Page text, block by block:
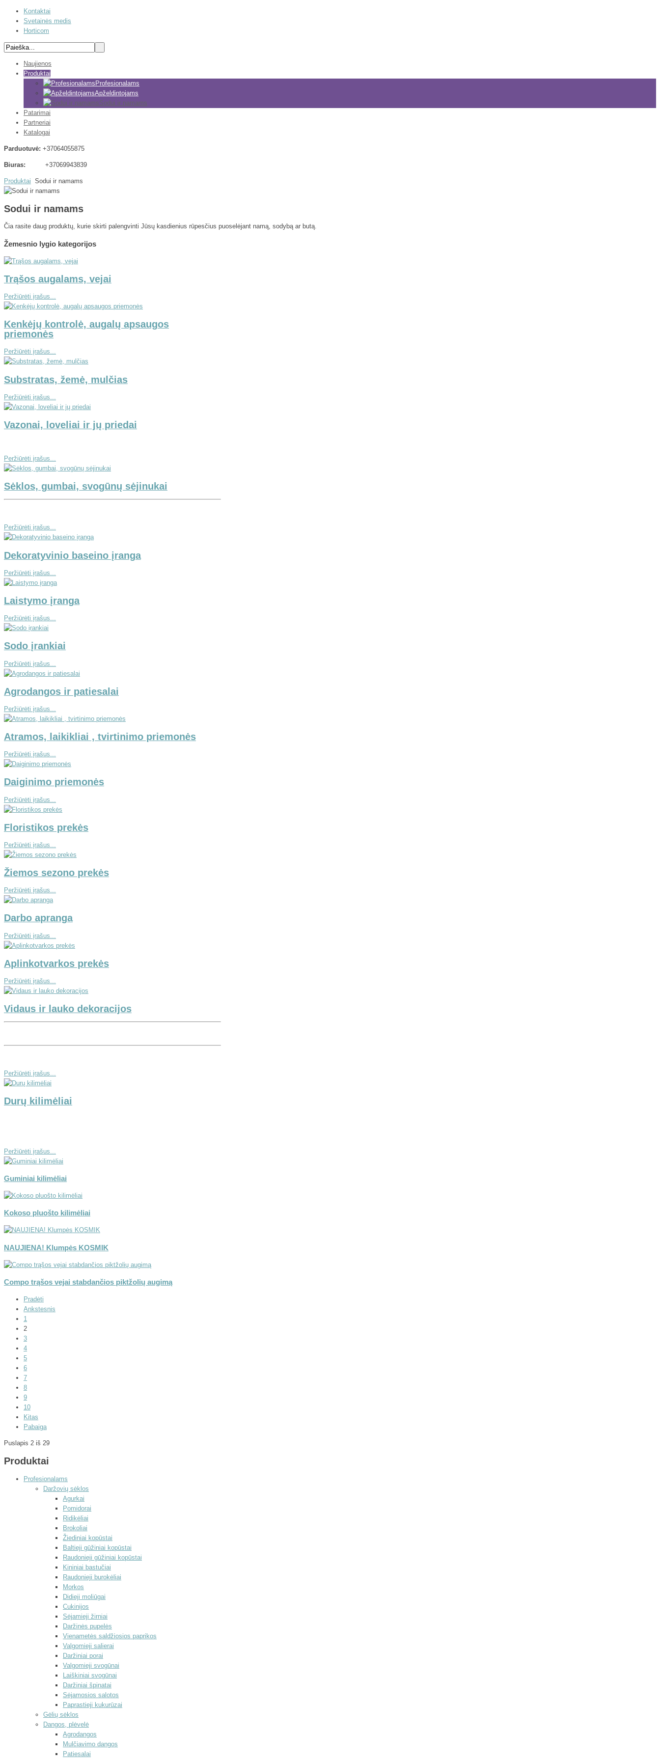
Kontaktai
Svetainės medis
Horticom
Naujienos
Produktai
Profesionalams
Apželdintojams
Sodui ir namams
Patarimai
Partneriai
Katalogai
Parduotuvė: +37064055875
Biuras: +37069943839
Produktai Sodui ir namams
Sodui ir namams
Čia rasite daug produktų, kurie skirti palengvinti Jūsų kasdienius rūpesčius puoselėjant namą, sodybą ar butą.
Žemesnio lygio kategorijos
Trąšos augalams, vejai
Peržiūrėti įrašus...
Kenkėjų kontrolė, augalų apsaugos
priemonės
Peržiūrėti įrašus...
Substratas, žemė, mulčias
Peržiūrėti įrašus...
Vazonai, loveliai ir jų priedai
Peržiūrėti įrašus...
Sėklos, gumbai, svogūnų sėjinukai
Peržiūrėti įrašus...
Dekoratyvinio baseino įranga
Peržiūrėti įrašus...
Laistymo įranga
Peržiūrėti įrašus...
Sodo įrankiai
Peržiūrėti įrašus...
Agrodangos ir patiesalai
Peržiūrėti įrašus...
Atramos, laikikliai , tvirtinimo priemonės
Peržiūrėti įrašus...
Daiginimo priemonės
Peržiūrėti įrašus...
Floristikos prekės
Peržiūrėti įrašus...
Žiemos sezono prekės
Peržiūrėti įrašus...
Darbo apranga
Peržiūrėti įrašus...
Aplinkotvarkos prekės
Peržiūrėti įrašus...
Vidaus ir lauko dekoracijos
Peržiūrėti įrašus...
Durų kilimėliai
Peržiūrėti įrašus...
Guminiai kilimėliai
Kokoso pluošto kilimėliai
NAUJIENA! Klumpės KOSMIK
Compo trąšos vejai stabdančios piktžolių augimą
Pradėti
Ankstesnis
1
2
3
4
5
6
7
8
9
10
Kitas
Pabaiga
Puslapis 2 iš 29
Produktai
Profesionalams
Daržovių sėklos
Agurkai
Pomidorai
Ridikėliai
Brokoliai
Žiediniai kopūstai
Baltieji gūžiniai kopūstai
Raudonieji gūžiniai kopūstai
Kininiai bastučiai
Raudonieji burokėliai
Morkos
Didieji moliūgai
Cukinijos
Sėjamieji žirniai
Daržinės pupelės
Vienametės saldžiosios paprikos
Valgomieji salierai
Daržiniai porai
Valgomieji svogūnai
Laiškiniai svogūnai
Daržiniai špinatai
Sėjamosios salotos
Paprastieji kukurūzai
Gėlių sėklos
Dangos, plėvelė
Agrodangos
Mulčiavimo dangos
Patiesalai